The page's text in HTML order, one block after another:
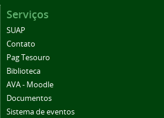
Serviços
SUAP
Contato
Pag Tesouro
Biblioteca
AVA - Moodle
Documentos
Sistema de eventos